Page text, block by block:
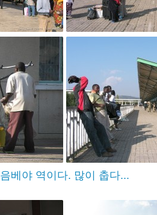
음베야 역이다. 많이 춥다...